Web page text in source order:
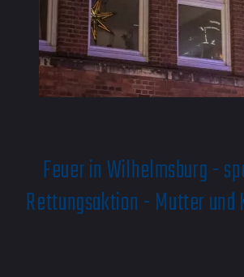
Feuer in Wilhelmsburg -
Rettungsaktion - Mutter